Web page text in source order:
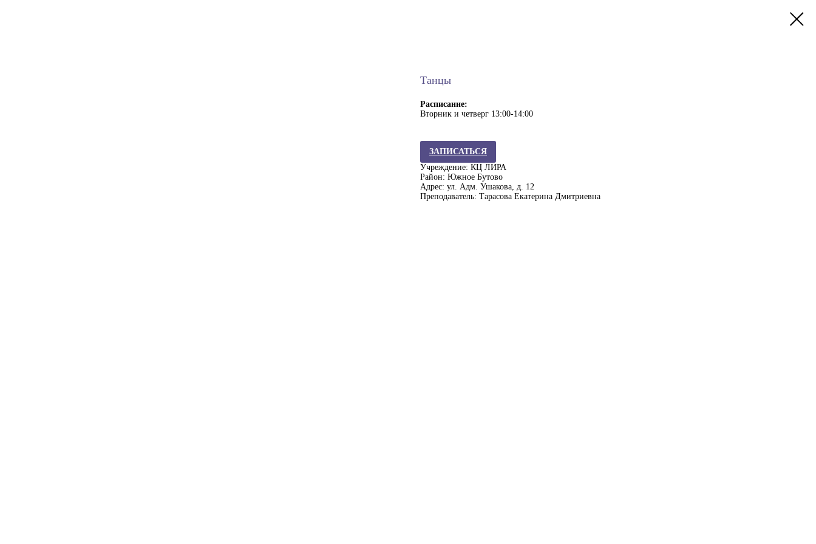
Танцы
Расписание:
Вторник и четверг 13:00-14:00
ЗАПИСАТЬСЯ
Учреждение: КЦ ЛИРА
Район: Южное Бутово
Адрес: ул. Адм. Ушакова, д. 12
Преподаватель: Тарасова Екатерина Дмитриевна